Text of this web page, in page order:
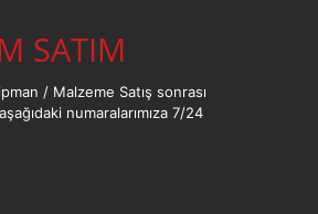
SATIM
/ Malzeme Satış sonrası
numaralarımıza 7/24